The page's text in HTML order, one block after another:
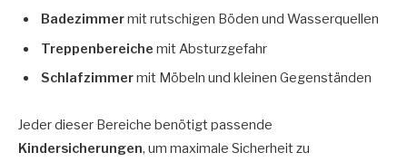
Badezimmermit rutschigen Böden und Wasserquellen
Treppenbereiche mit Absturzgefahr
Schlafzimmermit Möbeln und kleinen Gegenständen
Jeder dieser Bereiche benötigt passende
Kindersicherungen, um maximale Sicherheit zu